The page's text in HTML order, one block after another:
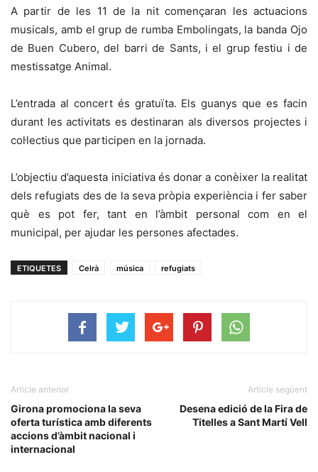
A partir de les 11 de la nit començaran les actuacions
musicals, amb el grup de rumba Embolingats, la banda Ojo
de Buen Cubero, del barri de Sants, i el grup festiu i de
mestissatge Animal.
L’entrada al concert és gratuïta. Els guanys que es facin
durant les activitats es destinaran als diversos projectes i
col·lectius que participen en la jornada.
L’objectiu d’aquesta iniciativa és donar a conèixer la realitat
dels refugiats des de la seva pròpia experiència i fer saber
què es pot fer, tant en l’àmbit personal com en el
municipal, per ajudar les persones afectades.
ETIQUETES Celrà música refugiats
Article anterior
Girona promociona la seva
oferta turística amb diferents
accions d’àmbit nacional i
internacional
Article següent
Desena edició de la Fira de
Titelles a Sant Martí Vell